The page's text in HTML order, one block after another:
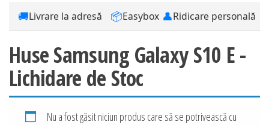
🚚Livrare la adresă 📦Easybox 👤Ridicare personală
Huse Samsung Galaxy S10 E -
Lichidare de Stoc
Nu a fost găsit niciun produs care să se potrivească cu